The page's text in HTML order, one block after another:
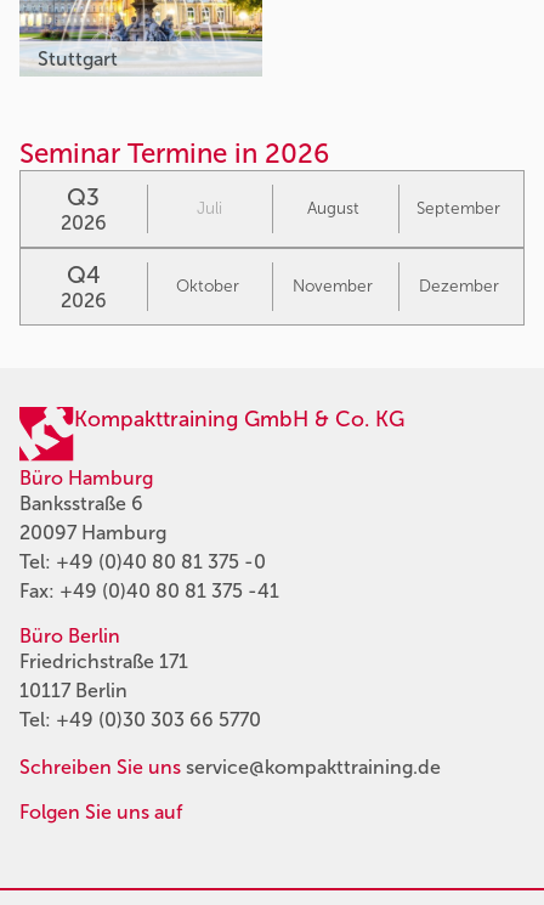
Stuttgart
Seminar Termine in 2026
Q3
2026
Juli August September
Q4
2026
Oktober November Dezember
Kompakttraining GmbH & Co. KG
Büro Hamburg
Banksstraße 6
20097 Hamburg
Tel: +49 (0)40 80 81 375 -0
Fax: +49 (0)40 80 81 375 -41
Büro Berlin
Friedrichstraße 171
10117 Berlin
Tel: +49 (0)30 303 66 5770
Schreiben Sie uns service@kompakttraining.de
Folgen Sie uns auf